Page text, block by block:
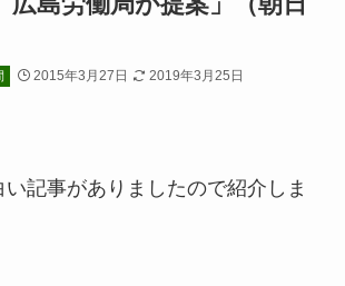
2015年3月27日 2019年3月25日
記事がありましたので紹介しま